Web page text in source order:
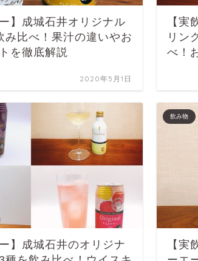
】成城石井オリジナル
み比べ！果汁の違いやお
を徹底解説
2020年5月1日
【実
リン
べ！
】成城石井のオリジナ
飲み物
【実